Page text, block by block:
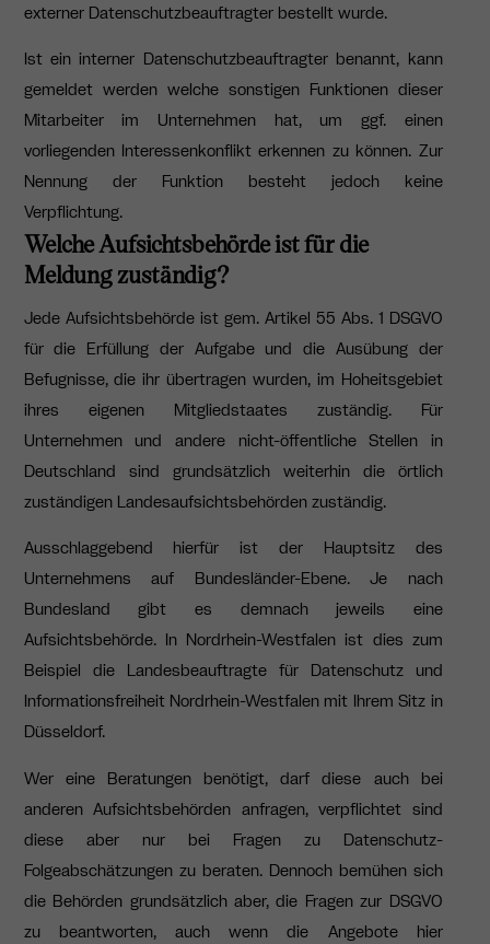
externer Datenschutzbeauftragter bestellt wurde.
Ist ein interner Datenschutzbeauftragter benannt, kann
gemeldet werden welche sonstigen Funktionen dieser
Mitarbeiter im Unternehmen hat, um ggf. einen
vorliegenden Interessenkonflikt erkennen zu können. Zur
Nennung der Funktion besteht jedoch keine
Verpflichtung.
Welche Aufsichtsbehörde ist für die
Meldung zuständig?
Jede Aufsichtsbehörde ist gem. Artikel 55 Abs. 1 DSGVO
für die Erfüllung der Aufgabe und die Ausübung der
Befugnisse, die ihr übertragen wurden, im Hoheitsgebiet
ihres eigenen Mitgliedstaates zuständig. Für
Unternehmen und andere nicht-öffentliche Stellen in
Deutschland sind grundsätzlich weiterhin die örtlich
zuständigen Landesaufsichtsbehörden zuständig.
Ausschlaggebend hierfür ist der Hauptsitz des
Unternehmens auf Bundesländer-Ebene.Je nach
Bundesland gibt es demnach jeweils eine
Aufsichtsbehörde. In Nordrhein-Westfalen ist dies zum
Beispiel die Landesbeauftragte für Datenschutz und
Informationsfreiheit Nordrhein-Westfalen mit Ihrem Sitz in
Düsseldorf.
Wer eine Beratungen benötigt, darf diese auch bei
anderen Aufsichtsbehörden anfragen, verpflichtet sind
diese aber nur bei Fragen zu Datenschutz-
Folgeabschätzungen zu beraten. Dennoch bemühen sich
die Behörden grundsätzlich aber, die Fragen zur DSGVO
zu beantworten, auch wenn die Angebote hier